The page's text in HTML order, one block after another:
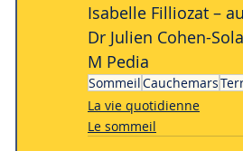
Isabelle Filliozat –
Dr Julien Cohen-
M Pedia
SommeilCauchemars
La vie quotidienne
Le sommeil